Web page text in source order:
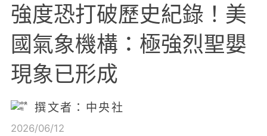
強度恐打破歷史紀錄！美
國氣象機構：極強烈聖嬰
現象已形成
撰文者：中央社
2026/06/12